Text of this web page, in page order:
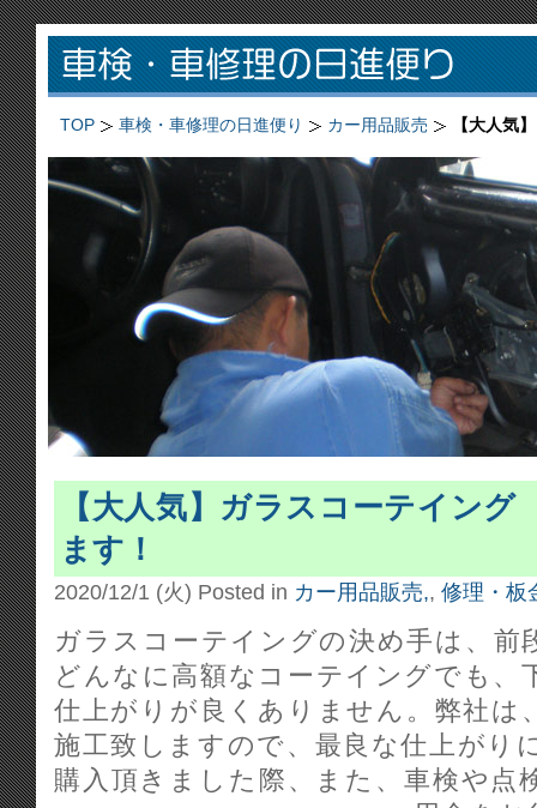
TOP 車検・車修理の日進便り カー用品販売 【大人気
【大人気】ガラスコーテイン
ます！
2020/12/1 (火) Posted in カー用品販売,, 修理・板
ガラスコーテイングの決め手は、前
どんなに高額なコーテイングでも、
仕上がりが良くありません。弊社は
施工致しますので、最良な仕上がり
購入頂きました際、また、車検や点